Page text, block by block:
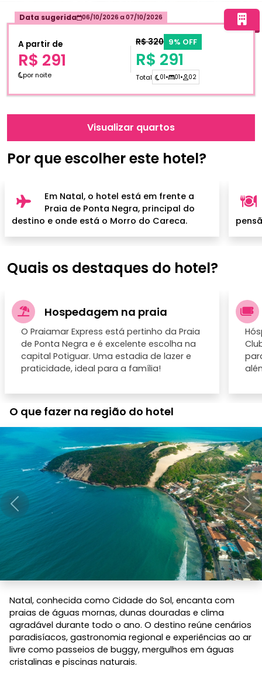
Por que escolher este hotel?
Em Natal, o hotel está em frente a
Praia de Ponta Negra, principal do
destino e onde está o Morro do Careca.
Data sugerida 06/10/2026 a 07/10/2026
A partir de
R$ 291
por noite
R$ 320 9% OFF
R$ 291
Total 01• 01• 02
Visualizar quartos
Quais os destaques do hotel?
Hospedagem na praia
O Praiamar Express está pertinho da Praia
de Ponta Negra e é excelente escolha na
capital Potiguar. Uma estadia de lazer e
praticidade, ideal para a família!
O que fazer na região do hotel
Anterior
Natal, conhecida como Cidade do Sol, encanta com
praias de águas mornas, dunas douradas e clima
agradável durante todo o ano. O destino reúne cenários
paradisíacos, gastronomia regional e experiências ao ar
livre como passeios de buggy, mergulhos em águas
cristalinas e piscinas naturais.